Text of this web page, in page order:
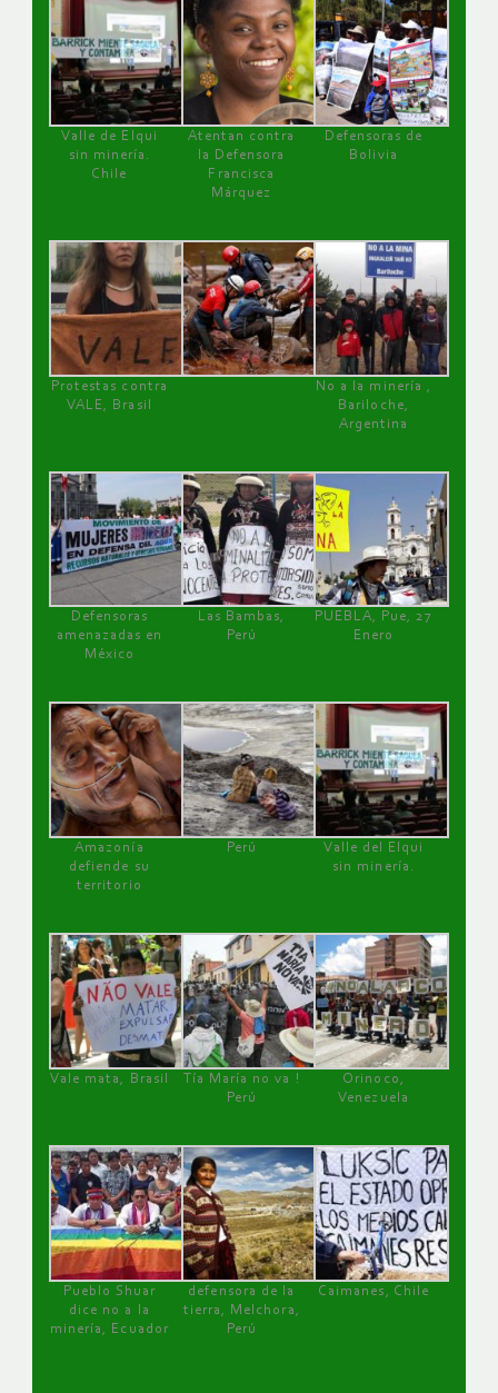
Valle de Elqui
sin minería.
Chile
Atentan contra
la Defensora
Francisca
Márquez
Defensoras de
Bolivia
Protestas contra
VALE, Brasil
No a la minería ,
Bariloche,
Argentina
Defensoras
amenazadas en
México
Las Bambas,
Perú
PUEBLA, Pue, 27
Enero
Amazonía
defiende su
territorio
Perú
Valle del Elqui
sin minería.
Vale mata, Brasil
Tía María no va !
Perú
Orinoco,
Venezuela
Pueblo Shuar
dice no a la
minería, Ecuador
defensora de la
tierra, Melchora,
Perú
Caimanes, Chile